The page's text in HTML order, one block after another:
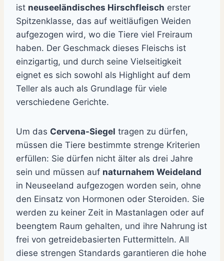
ist neuseeländisches Hirschfleisch erster
Spitzenklasse, das auf weitläufigen Weiden
aufgezogen wird, wo die Tiere viel Freiraum
haben. Der Geschmack dieses Fleischs ist
einzigartig, und durch seine Vielseitigkeit
eignet es sich sowohl als Highlight auf dem
Teller als auch als Grundlage für viele
verschiedene Gerichte.
Um das Cervena-Siegel tragen zu dürfen,
müssen die Tiere bestimmte strenge Kriterien
erfüllen: Sie dürfen nicht älter als drei Jahre
sein und müssen auf naturnahem Weideland
in Neuseeland aufgezogen worden sein, ohne
den Einsatz von Hormonen oder Steroiden. Sie
werden zu keiner Zeit in Mastanlagen oder auf
beengtem Raum gehalten, und ihre Nahrung ist
frei von getreidebasierten Futtermitteln. All
diese strengen Standards garantieren die hohe